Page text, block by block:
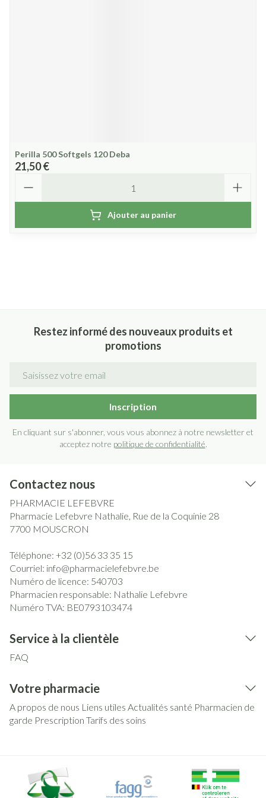
Perilla 500 Softgels 120 Deba
21,50 €
Ajouter au panier
Restez informé des nouveaux produits et
promotions
Inscription
En cliquant sur s'abonner, vous vous abonnez à notre newsletter et
acceptez notre politique de confidentialité.
Contactez nous
PHARMACIE LEFEBVRE
Pharmacie Lefebvre Nathalie, Rue de la Coquinie 28
7700 MOUSCRON
Téléphone: +32 (0)56 33 35 15
Courriel: info@pharmacielefebvre.be
Numéro de licence: 540703
Pharmacien responsable: Nathalie Lefebvre
Numéro TVA: BE0793103474
Service à la clientèle
FAQ
Votre pharmacie
A propos de nous Liens utiles Actualités santé Pharmacien de
garde Prescription Tarifs des soins